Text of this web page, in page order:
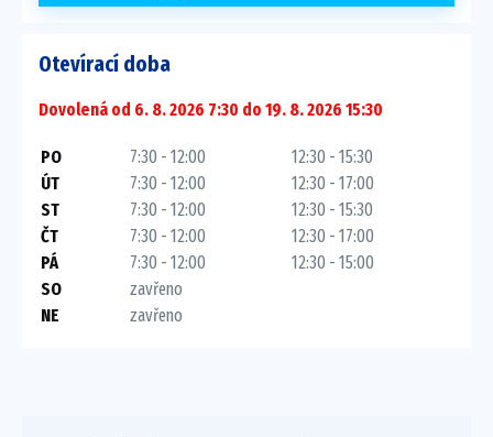
Otevírací doba
Dovolená od 6. 8. 2026 7:30 do 19. 8. 2026 15:30
PO 7:30 - 12:00
12:30 - 15:30
ÚT
7:30 - 12:00
12:30 - 17:00
ST
7:30 - 12:00
12:30 - 15:30
ČT
7:30 - 12:00
12:30 - 17:00
PÁ
7:30 - 12:00
12:30 - 15:00
SO
zavřeno
NE
zavřeno